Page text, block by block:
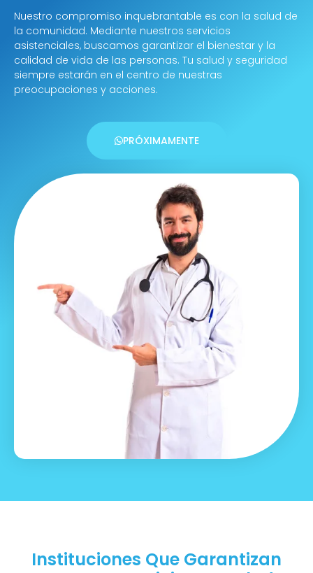
Nuestro compromiso inquebrantable es con la salud de
la comunidad. Mediante nuestros servicios
asistenciales, buscamos garantizar el bienestar y la
calidad de vida de las personas. Tu salud y seguridad
siempre estarán en el centro de nuestras
preocupaciones y acciones.
PRÓXIMAMENTE
Instituciones Que Garantizan